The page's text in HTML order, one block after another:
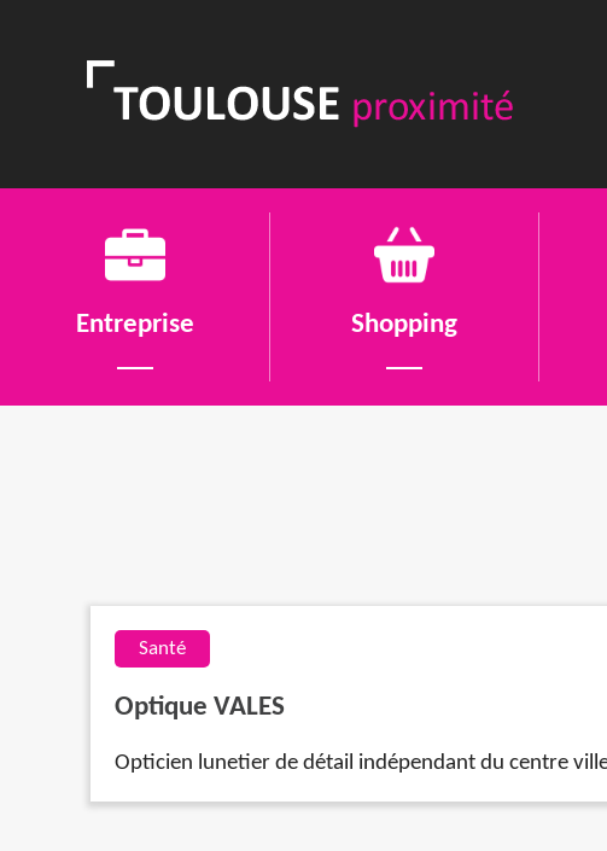
Entreprise Shopping
Santé
Optique VALES
Opticien lunetier de détail indépendant du centre